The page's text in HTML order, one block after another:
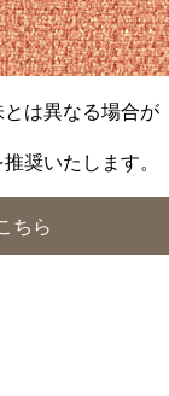
は異なる場合が
奨いたします。
ちら